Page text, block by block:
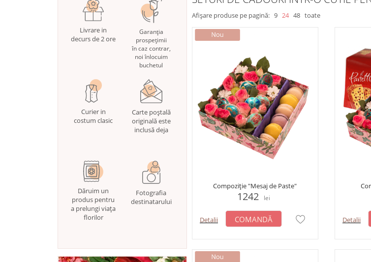
Livrare in
decurs de 2 ore
Garanția
prospețimii
în caz contrar,
noi înlocuim
buchetul
Curier in
costum clasic
Carte poștală
originală este
inclusă deja
Dăruim un
produs pentru
a prelungi viața
florilor
Fotografia
destinatarului
Afișare produse pe pagină: 9 24 48 toate
Compoziție "Mesaj de Paste"
1242 lei
Detalii COMANDĂ Detalii